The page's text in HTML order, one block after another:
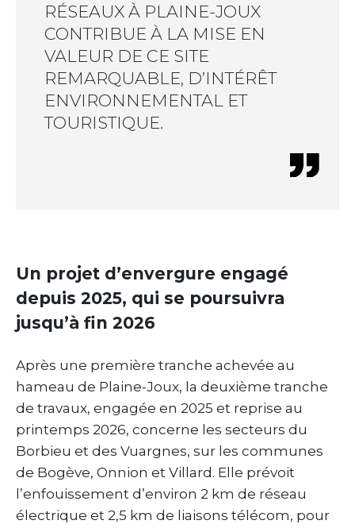
RÉSEAUX À PLAINE-JOUX
CONTRIBUE À LA MISE EN
VALEUR DE CE SITE
REMARQUABLE, D’INTÉRÊT
ENVIRONNEMENTAL ET
TOURISTIQUE.
Un projet d’envergure engagé
depuis 2025, qui se poursuivra
jusqu’à fin 2026
Après une première tranche achevée au
hameau de Plaine-Joux, la deuxième tranche
de travaux, engagée en 2025 et reprise au
printemps 2026, concerne les secteurs du
Borbieu et des Vuargnes, sur les communes
de Bogève, Onnion et Villard. Elle prévoit
l’enfouissement d’environ 2 km de réseau
électrique et 2,5 km de liaisons télécom, pour